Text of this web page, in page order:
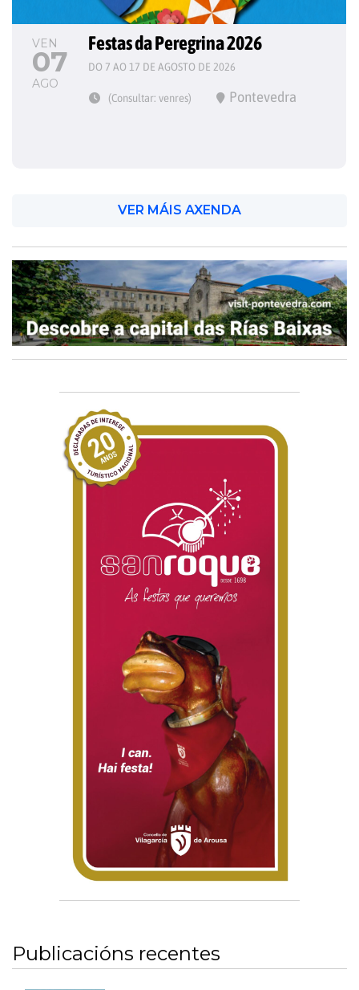
VEN
07
AGO
Festas da Peregrina 2026
DO 7 AO 17 DE AGOSTO DE 2026
(Consultar: venres) Pontevedra
VER MÁIS AXENDA
Publicacións recentes